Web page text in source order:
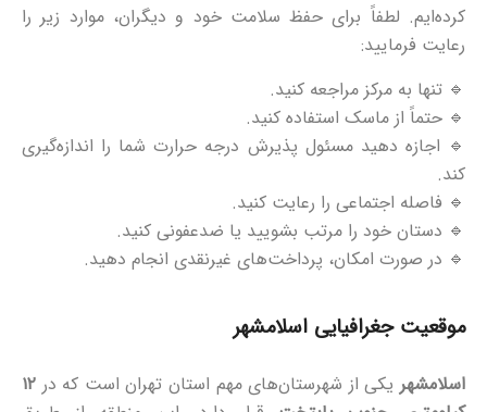
کرده‌ایم. لطفاً برای حفظ سلامت خود و دیگران، موارد زیر را
رعایت فرمایید:
🔹 تنها به مرکز مراجعه کنید.
🔹 حتماً از ماسک استفاده کنید.
🔹 اجازه دهید مسئول پذیرش درجه حرارت شما را اندازه‌گیری
کند.
🔹 فاصله اجتماعی را رعایت کنید.
🔹 دستان خود را مرتب بشویید یا ضدعفونی کنید.
🔹 در صورت امکان، پرداخت‌های غیرنقدی انجام دهید.
موقعیت جغرافیایی اسلامشهر
اسلامشهر یکی از شهرستان‌های مهم استان تهران است که در ۱۲